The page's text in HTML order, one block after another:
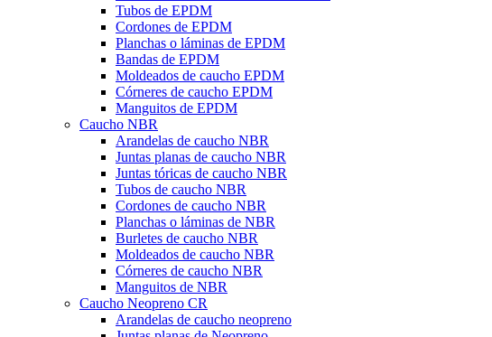
Tubos de EPDM
Cordones de EPDM
Planchas o láminas de EPDM
Bandas de EPDM
Moldeados de caucho EPDM
Córneres de caucho EPDM
Manguitos de EPDM
Caucho NBR
Arandelas de caucho NBR
Juntas planas de caucho NBR
Juntas tóricas de caucho NBR
Tubos de caucho NBR
Cordones de caucho NBR
Planchas o láminas de NBR
Burletes de caucho NBR
Moldeados de caucho NBR
Córneres de caucho NBR
Manguitos de NBR
Caucho Neopreno CR
Arandelas de caucho neopreno